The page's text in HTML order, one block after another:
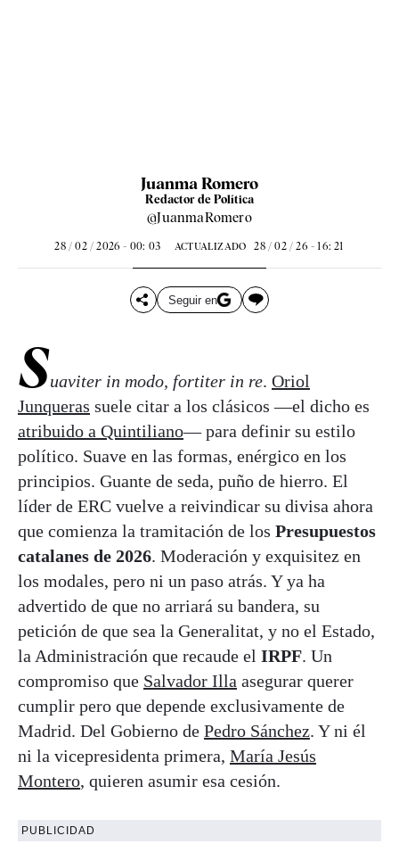
Juanma Romero
Redactor de Política
@JuanmaRomero
28 / 02 / 2026 - 00: 03 ACTUALIZADO 28 / 02 / 26 - 16: 21
Seguir en
Suaviter in modo, fortiter in re. Oriol
Junqueras suele citar a los clásicos —el dicho es
atribuido a Quintiliano— para definir su estilo
político. Suave en las formas, enérgico en los
principios. Guante de seda, puño de hierro. El
líder de ERC vuelve a reivindicar su divisa ahora
que comienza la tramitación de los Presupuestos
catalanes de 2026. Moderación y exquisitez en
los modales, pero ni un paso atrás. Y ya ha
advertido de que no arriará su bandera, su
petición de que sea la Generalitat, y no el Estado,
la Administración que recaude el IRPF. Un
compromiso que Salvador Illa asegurar querer
cumplir pero que depende exclusivamente de
Madrid. Del Gobierno de Pedro Sánchez. Y ni él
ni la vicepresidenta primera, María Jesús
Montero, quieren asumir esa cesión.
PUBLICIDAD